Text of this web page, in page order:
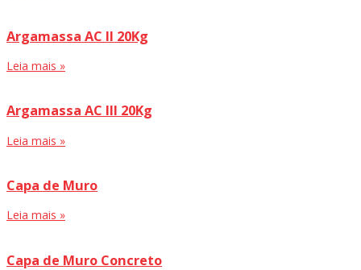
Argamassa AC II 20Kg
Leia mais »
Argamassa AC III 20Kg
Leia mais »
Capa de Muro
Leia mais »
Capa de Muro Concreto